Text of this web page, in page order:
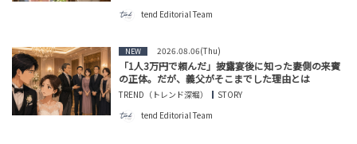
tend Editorial Team
NEW 2026.08.06(Thu)
「1人3万円で頼んだ」披露宴後に知った妻側の来賓
の正体。だが、義父がそこまでした理由とは
TREND（トレンド深堀）
STORY
tend Editorial Team